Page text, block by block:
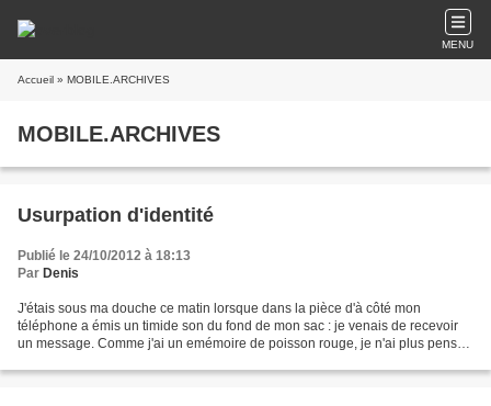
MENU
Accueil » MOBILE.ARCHIVES
MOBILE.ARCHIVES
Usurpation d'identité
Publié le 24/10/2012 à 18:13
Par Denis
J'étais sous ma douche ce matin lorsque dans la pièce d'à côté mon
téléphone a émis un timide son du fond de mon sac : je venais de recevoir
un message. Comme j'ai un emémoire de poisson rouge, je n'ai plus pensé